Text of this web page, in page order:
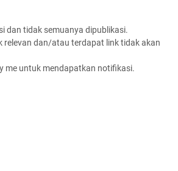
dan tidak semuanya dipublikasi.
relevan dan/atau terdapat link tidak akan
me untuk mendapatkan notifikasi.